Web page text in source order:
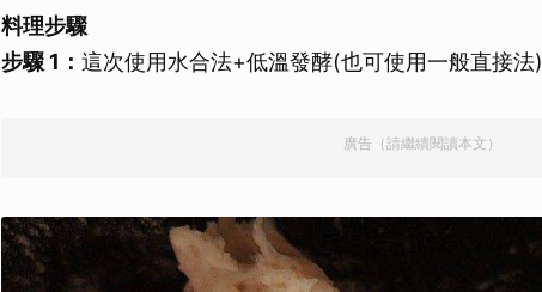
料理步驟
步驟 1： 這次使用水合法+低溫發酵(也可使用一般直接法)
廣告（請繼續閱讀本文）